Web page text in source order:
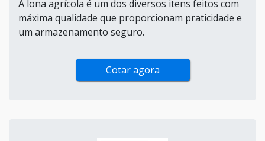
A lona agrícola é um dos diversos itens feitos com
máxima qualidade que proporcionam praticidade e
um armazenamento seguro.
Cotar agora